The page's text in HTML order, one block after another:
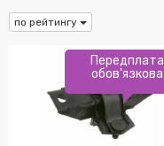
по рейтингу
Передплата
обов'язкова